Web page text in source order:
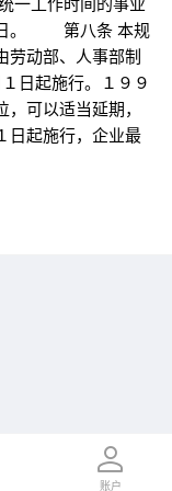
日。 第八条 本规
劳动部、人事部制
起施行。１９９
可以适当延期，
日起施行，企业最
账户
账户